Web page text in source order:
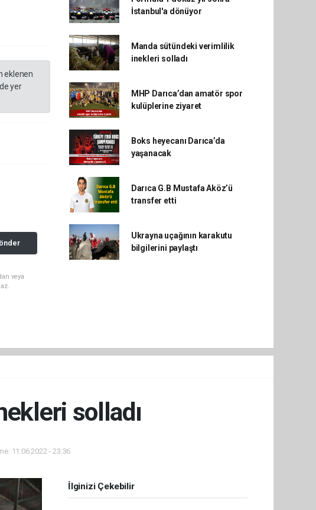
eklenen
yer
veya
İstanbul'a dönüyor
Manda sütündeki verimlilik
inekleri solladı
MHP Darıca’dan amatör spor
kulüplerine ziyaret
Boks heyecanı Darıca’da
yaşanacak
Darıca G.B Mustafa Aköz’ü
transfer etti
Ukrayna uçağının karakutu
bilgilerini paylaştı
solladı
11.06.2022 - 23:36
İlginizi Çekebilir